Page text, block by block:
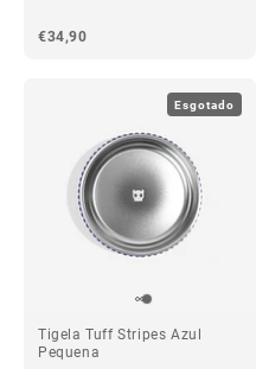
€34,90
Esgotado
Tigela Tuff Stripes Azul
Pequena